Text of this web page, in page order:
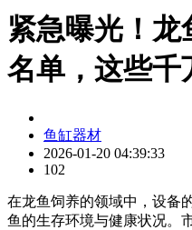
紧急曝光！
名单，这些千
鱼缸器材
2026-01-20 04:39:33
102
在龙鱼饲养的领域中，设备
鱼的生存环境与健康状况。